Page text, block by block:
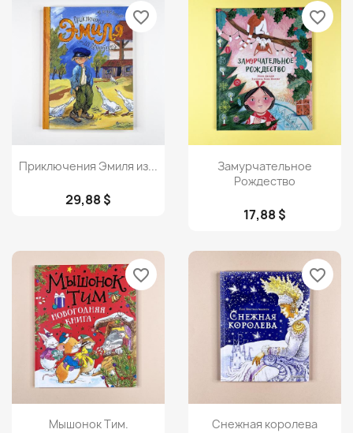
Просмотр
Приключения Эмиля из...
29,88 $
favorite_border
Просмотр
Замурчательное
Рождество
17,88 $
favorite_border
Просмотр
Мышонок Тим.
favorite_border
Просмотр
Снежная королева
favorite_border